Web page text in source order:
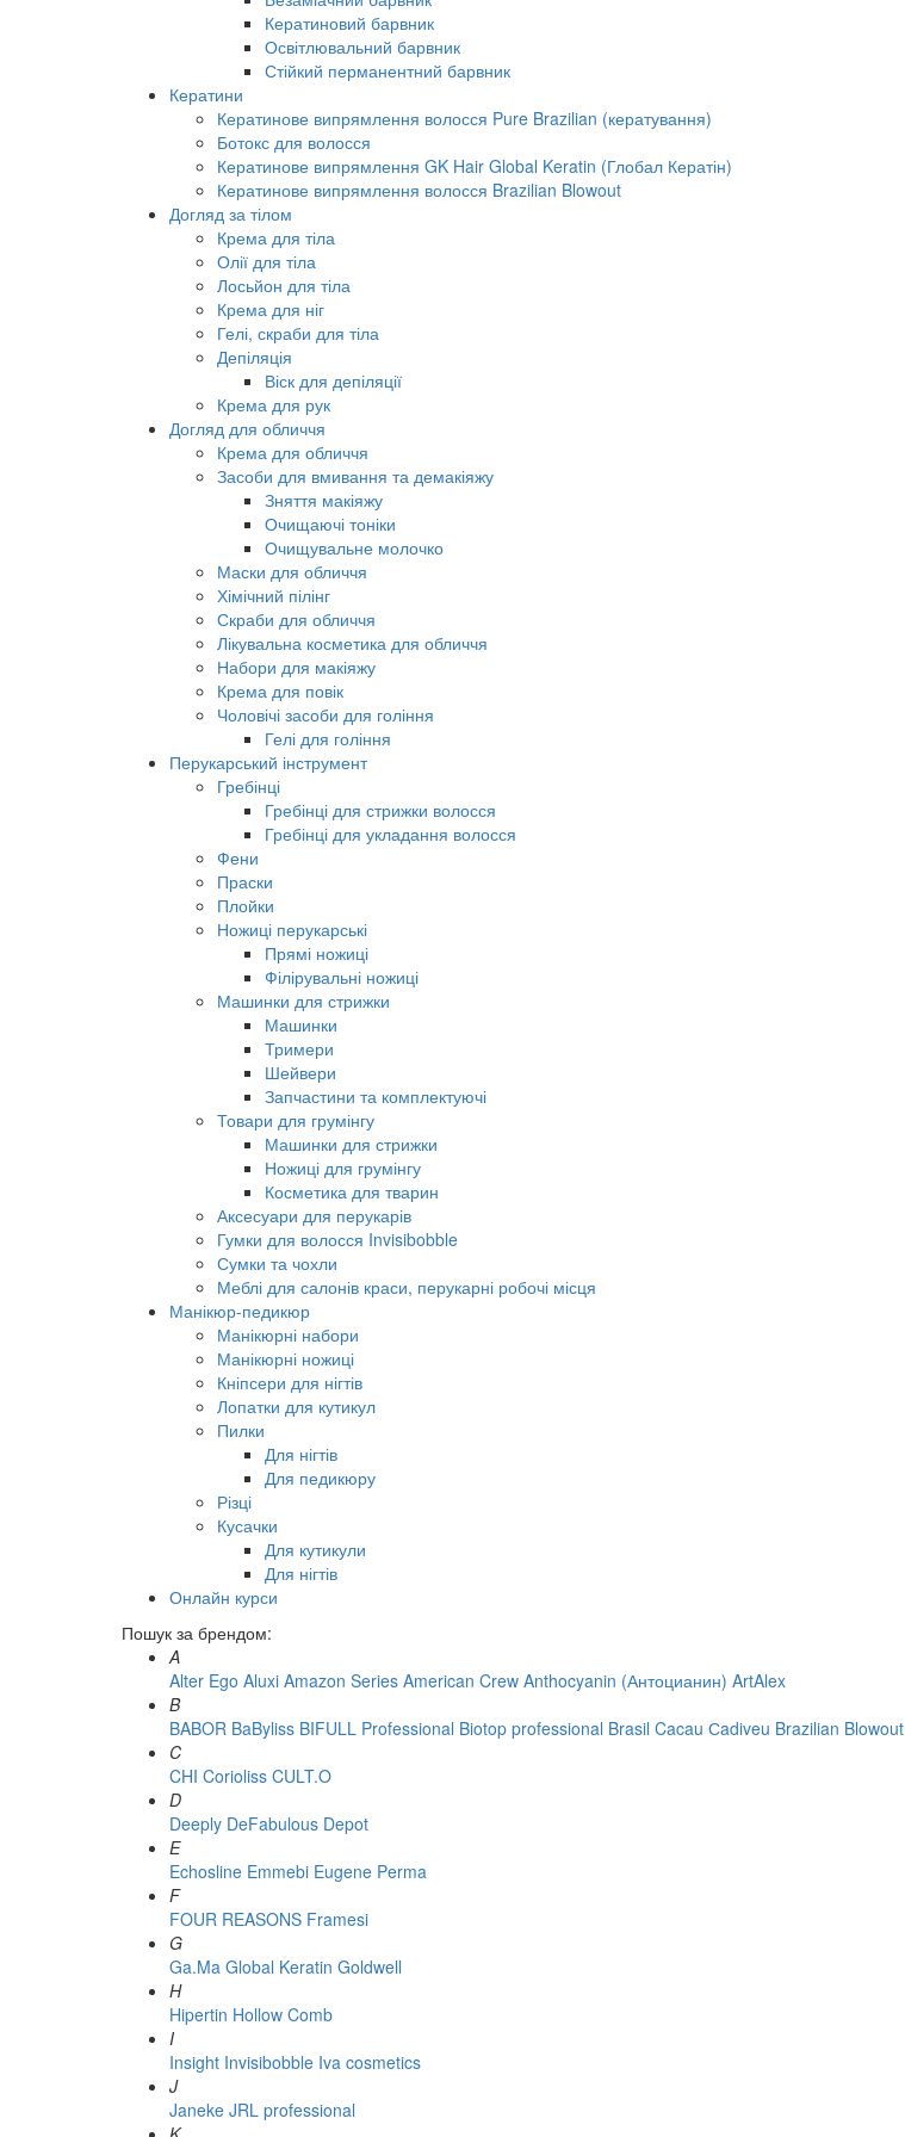
Кератиновий барвник
Освітлювальний барвник
Стійкий перманентний барвник
Кератини
Кератинове випрямлення волосся Pure Brazilian (кератування)
Ботокс для волосся
Кератинове випрямлення GK Hair Global Keratin (Глобал Кератін)
Кератинове випрямлення волосся Brazilian Blowout
Догляд за тілом
Крема для тіла
Олії для тіла
Лосьйон для тіла
Крема для ніг
Гелі, скраби для тіла
Депіляція
Віск для депіляції
Крема для рук
Догляд для обличчя
Крема для обличчя
Засоби для вмивання та демакіяжу
Зняття макіяжу
Очищаючі тоніки
Очищувальне молочко
Маски для обличчя
Хімічний пілінг
Скраби для обличчя
Лікувальна косметика для обличчя
Набори для макіяжу
Крема для повік
Чоловічі засоби для гоління
Гелі для гоління
Перукарський інструмент
Гребінці
Гребінці для стрижки волосся
Гребінці для укладання волосся
Фени
Праски
Плойки
Ножиці перукарські
Прямі ножиці
Філірувальні ножиці
Машинки для стрижки
Машинки
Тримери
Шейвери
Запчастини та комплектуючі
Товари для грумінгу
Машинки для стрижки
Ножиці для грумінгу
Косметика для тварин
Аксесуари для перукарів
Гумки для волосся Invisibobble
Сумки та чохли
Меблі для салонів краси, перукарні робочі місця
Манікюр-педикюр
Манікюрні набори
Манікюрні ножиці
Кніпсери для нігтів
Лопатки для кутикул
Пилки
Для нігтів
Для педикюру
Різці
Кусачки
Для кутикули
Для нігтів
Онлайн курси
Пошук за брендом:
A
Alter Ego Aluxi Amazon Series American Crew Anthocyanin (Антоцианин) ArtAlex
B
BABOR BaByliss BIFULL Professional Biotop professional Brasil Cacau Сadiveu Brazilian Blowout
C
CHI Corioliss CULT.O
D
Deeply DeFabulous Depot
E
Echosline Emmebi Eugene Perma
F
FOUR REASONS Framesi
G
Ga.Ma Global Keratin Goldwell
H
Hipertin Hollow Comb
I
Insight Invisibobble Iva cosmetics
J
Janeke JRL professional